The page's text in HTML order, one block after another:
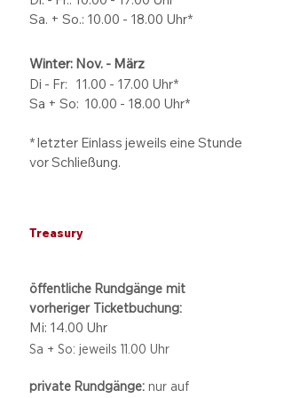
Sa. + So.: 10.00 - 18.00 Uhr*
Winter: Nov. - März
Di - Fr: 11.00 - 17.00 Uhr*
Sa + So: 10.00 - 18.00 Uhr*
* letzter Einlass jeweils eine Stunde
vor Schließung.
Treasury
öffentliche Rundgänge mit
vorheriger Ticketbuchung:
Mi: 14.00 Uhr
Sa + So: jeweils 11.00 Uhr
private Rundgänge: nur auf